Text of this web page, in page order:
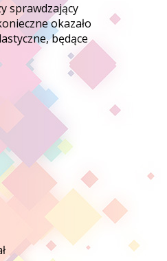
sprawdzający
okazało
będące